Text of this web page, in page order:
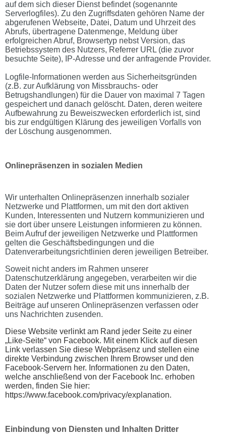
auf dem sich dieser Dienst befindet (sogenannte
Serverlogfiles). Zu den Zugriffsdaten gehören Name der
abgerufenen Webseite, Datei, Datum und Uhrzeit des
Abrufs, übertragene Datenmenge, Meldung über
erfolgreichen Abruf, Browsertyp nebst Version, das
Betriebssystem des Nutzers, Referrer URL (die zuvor
besuchte Seite), IP-Adresse und der anfragende Provider.
Logfile-Informationen werden aus Sicherheitsgründen
(z.B. zur Aufklärung von Missbrauchs- oder
Betrugshandlungen) für die Dauer von maximal 7 Tagen
gespeichert und danach gelöscht. Daten, deren weitere
Aufbewahrung zu Beweiszwecken erforderlich ist, sind
bis zur endgültigen Klärung des jeweiligen Vorfalls von
der Löschung ausgenommen.
Onlinepräsenzen in sozialen Medien
Wir unterhalten Onlinepräsenzen innerhalb sozialer
Netzwerke und Plattformen, um mit den dort aktiven
Kunden, Interessenten und Nutzern kommunizieren und
sie dort über unsere Leistungen informieren zu können.
Beim Aufruf der jeweiligen Netzwerke und Plattformen
gelten die Geschäftsbedingungen und die
Datenverarbeitungsrichtlinien deren jeweiligen Betreiber.
Soweit nicht anders im Rahmen unserer
Datenschutzerklärung angegeben, verarbeiten wir die
Daten der Nutzer sofern diese mit uns innerhalb der
sozialen Netzwerke und Plattformen kommunizieren, z.B.
Beiträge auf unseren Onlinepräsenzen verfassen oder
uns Nachrichten zusenden.
Diese Website verlinkt am Rand jeder Seite zu einer
„Like-Seite“ von Facebook. Mit einem Klick auf diesen
Link verlassen Sie diese Webpräsenz und stellen eine
direkte Verbindung zwischen Ihrem Browser und den
Facebook-Servern her. Informationen zu den Daten,
welche anschließend von der Facebook Inc. erhoben
werden, finden Sie hier:
https://www.facebook.com/privacy/explanation.
Einbindung von Diensten und Inhalten Dritter